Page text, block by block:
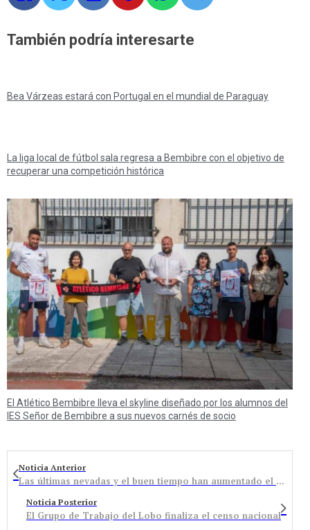
También podría interesarte
Bea Várzeas estará con Portugal en el mundial de Paraguay
La liga local de fútbol sala regresa a Bembibre con el objetivo de
recuperar una competición histórica
El Atlético Bembibre lleva el skyline diseñado por los alumnos del
IES Señor de Bembibre a sus nuevos carnés de socio
Noticia Anterior
Las últimas nevadas y el buen tiempo han aumentado el número de visitantes en San Isidro y Leitariegos
Noticia Posterior
El Grupo de Trabajo del Lobo finaliza el censo nacional